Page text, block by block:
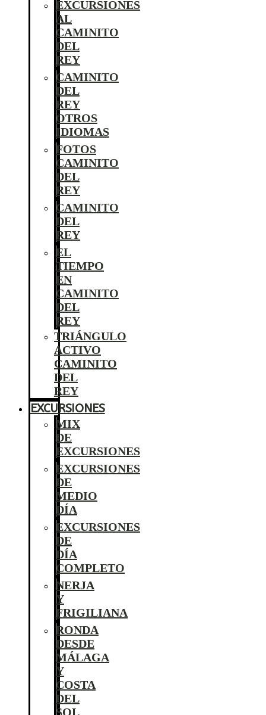
EXCURSIONES
AL
CAMINITO
DEL
REY
CAMINITO
DEL
REY
OTROS
IDIOMAS
FOTOS
CAMINITO
DEL
REY
CAMINITO
DEL
REY
EL
TIEMPO
EN
CAMINITO
DEL
REY
TRIÁNGULO
ACTIVO
CAMINITO
DEL
REY
EXCURSIONES
MIX
DE
EXCURSIONES
EXCURSIONES
DE
MEDIO
DÍA
EXCURSIONES
DE
DÍA
COMPLETO
NERJA
Y
FRIGILIANA
RONDA
DESDE
MÁLAGA
Y
COSTA
DEL
SOL